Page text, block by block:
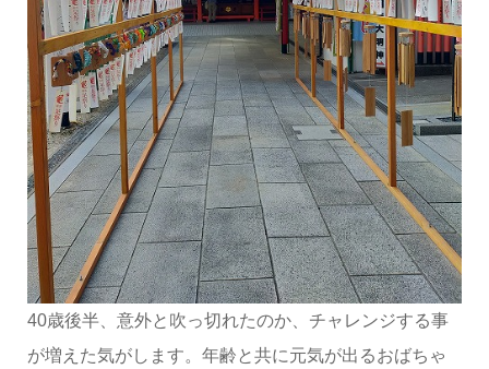
40歳後半、意外と吹っ切れたのか、チャレンジする事
が増えた気がします。年齢と共に元気が出るおばちゃ